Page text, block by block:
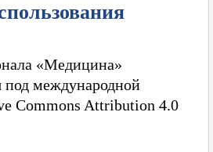
«Медицина»
под международной
Commons Attribution 4.0